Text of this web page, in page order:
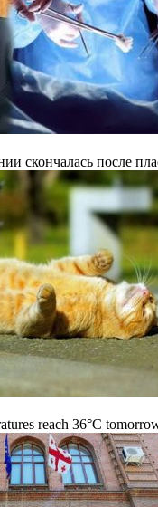
скончалась после
reach 36°C